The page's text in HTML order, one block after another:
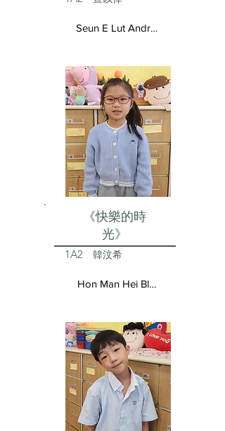
Seun E Lut Andrea
《快樂的時
光》
1A2 韓汶希
Hon Man Hei Blair